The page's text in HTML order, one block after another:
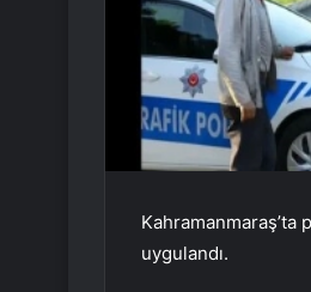
uygulandı.